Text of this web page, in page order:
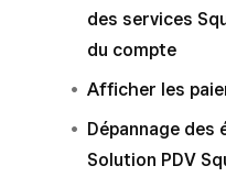
des services
du compte
Afficher les
Dépannage des
Solution PDV